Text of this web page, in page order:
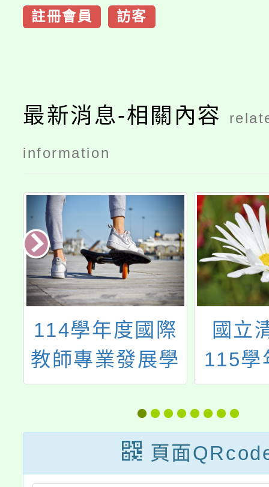
註冊會員 訪客
最新消息-相關內容
information
114學年度國際
教師專業發展學
分班招生簡章
國立
115學
學生
才培育
組」
頁面